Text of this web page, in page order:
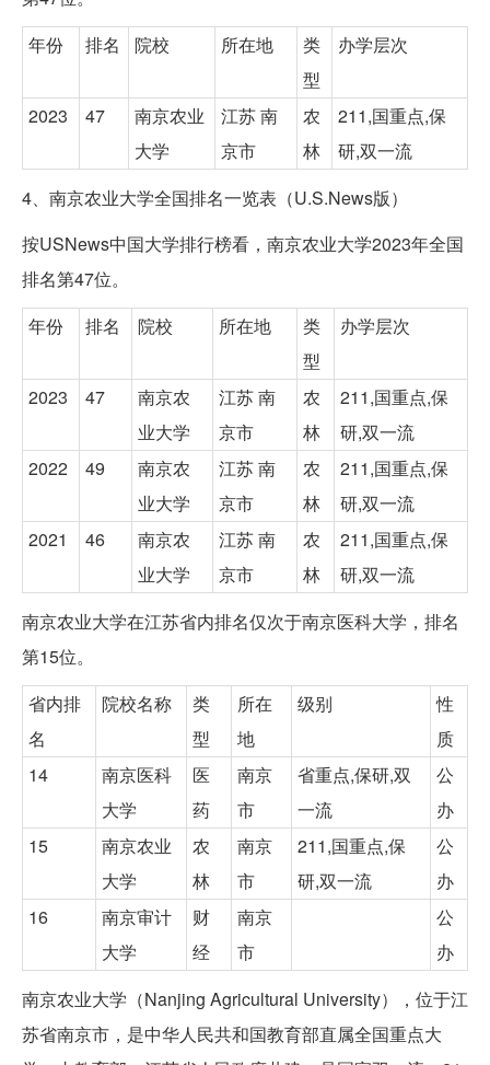
年份
排名 院校 所在地
类
型
办学层次
2023 47
南京农业
大学
江苏 南
京市
农
林
211,国重点,保
研,双一流
4、南京农业大学全国排名一览表（U.S.News版）
按USNews中国大学排行榜看，南京农业大学2023年全国
排名第47位。
年份
排名 院校 所在地
类
型
办学层次
2023 47
南京农
业大学
江苏 南
京市
农
林
211,国重点,保
研,双一流
2022
49
南京农
业大学
江苏 南
京市
农
林
211,国重点,保
研,双一流
2021
46
南京农
业大学
江苏 南
京市
农
林
211,国重点,保
研,双一流
南京农业大学在江苏省内排名仅次于南京医科大学，排名
第15位。
省内排
名
院校名称
类
型
所在
地
级别
性
质
14
南京医科
大学
医
药
南京
市
省重点,保研,双
一流
公
办
15
南京农业
大学
农
林
南京
市
211,国重点,保
研,双一流
公
办
16
南京审计
大学
财
经
南京
市
公
办
南京农业大学（Nanjing Agricultural University），位于江
苏省南京市，是中华人民共和国教育部直属全国重点大